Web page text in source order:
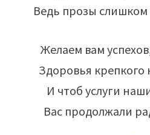
Ведь прозы слишком
Желаем вам
Здоровья крепкого
И чтоб услуги
Вас продолжали